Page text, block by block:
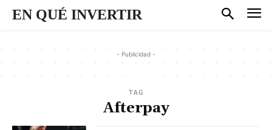
EN QUÉ INVERTIR
- Publicidad -
TAG
Afterpay